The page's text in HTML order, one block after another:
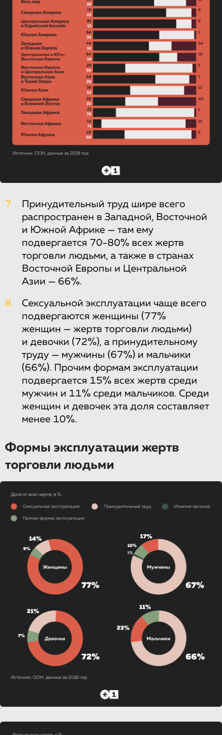
7
Принудительный труд шире всего
распространен в Западной, Восточной
и Южной Африке — там ему
подвергается 70-80% всех жертв
торговли людьми, а также в странах
Восточной Европы и Центральной
Азии — 66%.
8
Сексуальной эксплуатации чаще всего
подвергаются женщины (77%
женщин — жертв торговли людьми)
и девочки (72%), а принудительному
труду — мужчины (67%) и мальчики
(66%). Прочим формам эксплуатации
подвергается 15% всех жертв среди
мужчин и 11% среди мальчиков. Среди
женщин и девочек эта доля составляет
менее 10%.
Формы эксплуатации жертв
торговли людьми